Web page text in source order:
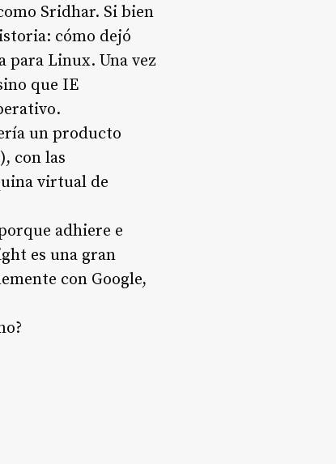
Sridhar. Si bien
cómo dejó
para Linux. Una vez
que IE
un producto
con las
virtual de
adhiere e
es una gran
con Google,